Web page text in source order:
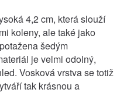
4,2 cm, která slouží
koleny, ale také jako
šedým
je velmi odolný,
Vosková vrstva se totiž
tak krásnou a